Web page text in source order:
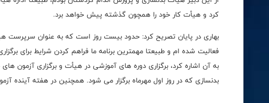
کرد و هیأت کار خود را همچون گذشته پیش خواهد برد.
بهاری در پایان تصریح کرد: حدود بیست روز است که به عنوان سرپرست
فعالیت شده ام و طبیعتا مهمترین برنامه ما فراهم کردن شرایط برای
بدنسازی که در روز اول مهرماه برگزار می شود. همچنین در هفته آینده آزمون مربیگری درجه 2